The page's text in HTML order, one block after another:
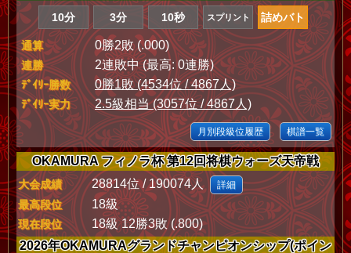
10分 3分 10秒 スプリント 詰めバト
通算 0勝2敗 (.000)
連勝 2連敗中 (最高: 0連勝)
ﾃﾞｲﾘｰ勝数 0勝1敗 (4534位 / 4867人)
ﾃﾞｲﾘｰ実力 2.5級相当 (3057位 / 4867人)
月別段級位履歴 棋譜一覧
OKAMURA フィノラ杯 第12回将棋ウォーズ天帝戦
大会成績 28814位 / 190074人 詳細
最高段位 18級
現在段位
18級 12勝3敗 (.800)
2026年OKAMURAグランドチャンピオンシップ(ポイン